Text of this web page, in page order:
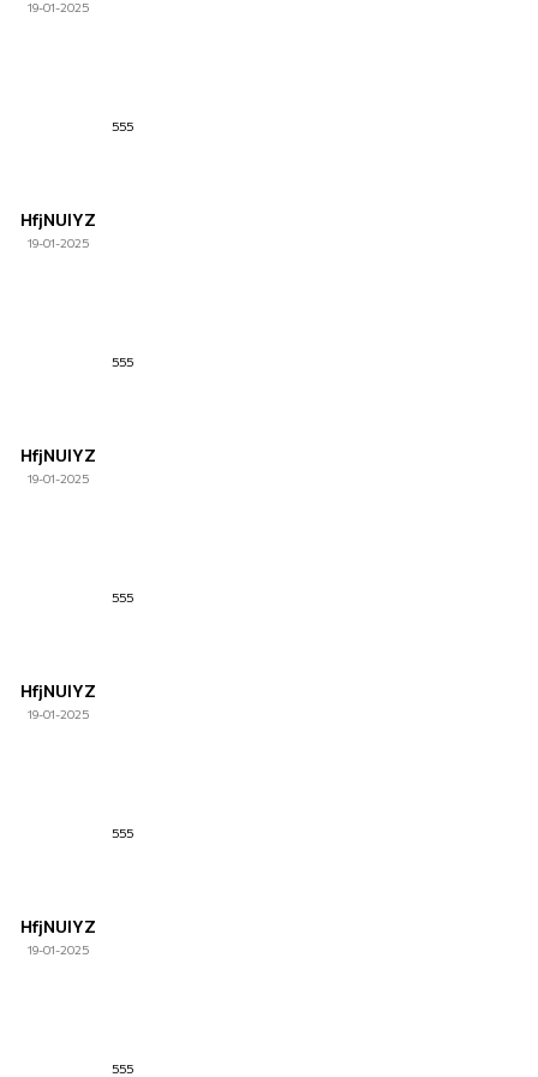
19-01-2025
HfjNUlYZ
19-01-2025
555
HfjNUlYZ
19-01-2025
555
HfjNUlYZ
19-01-2025
555
HfjNUlYZ
19-01-2025
555
555